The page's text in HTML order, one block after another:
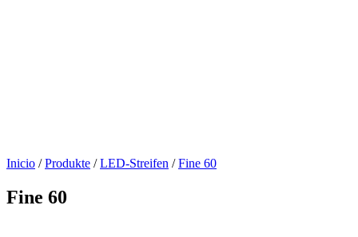
Inicio / Produkte / LED-Streifen / Fine 60
Fine 60